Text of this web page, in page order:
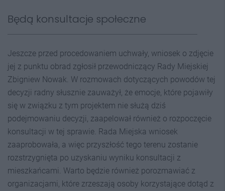
Będą konsultacje społeczne
Jeszcze przed procedowaniem uchwały, wniosek o zdjęcie
jej z punktu obrad zgłosił przewodniczący Rady Miejskiej
Zbigniew Nowak. W rozmowach dotyczących powodów tej
decyzji radny słusznie zauważył, że emocje, które pojawiły
się w związku z tym projektem nie służą dziś
podejmowaniu decyzji, zaapelował również o rozpoczęcie
konsultacji w tej sprawie. Rada Miejska wniosek
zaaprobowała, a więc przyszłość tego terenu zostanie
rozstrzygnięta po uzyskaniu wyniku konsultacji z
mieszkańcami. Warto będzie również porozmawiać z
organizacjami, które zrzeszają osoby korzystające dotąd z